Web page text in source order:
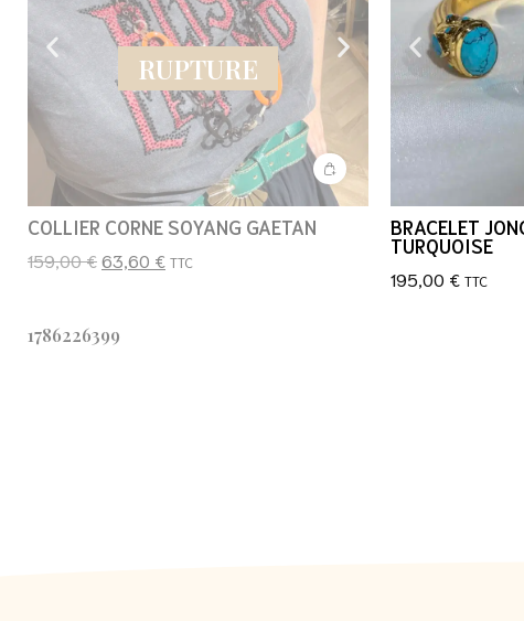
RUPTURE
COLLIER CORNE SOYANG GAETAN
159,00€63,60 € TTC
1786226399
BRACELET
TURQUOISE
195,00 € TTC